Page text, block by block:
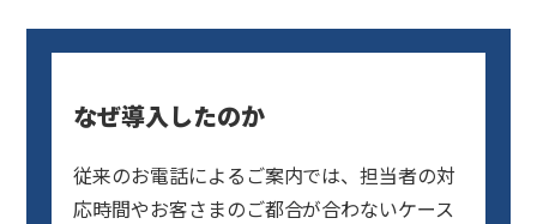
なぜ導入したのか
従来のお電話によるご案内では、担当者の対
応時間やお客さまのご都合が合わないケース